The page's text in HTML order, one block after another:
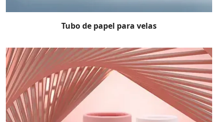
Tubo de papel para velas